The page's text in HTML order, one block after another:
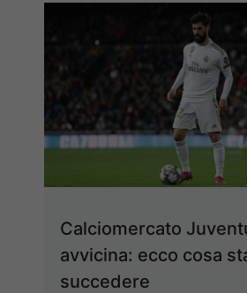
Calciomercato
avvicina: ecco cosa
succedere